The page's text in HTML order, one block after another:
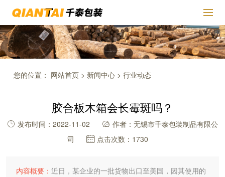
您的位置： 网站首页 > 新闻中心 > 行业动态
胶合板木箱会长霉斑吗？
发布时间：2022-11-02
作者：无锡市千泰包装制品有限公
司
点击次数：1730
内容概要： 近日，某企业的一批货物出口至美国，因其使用的